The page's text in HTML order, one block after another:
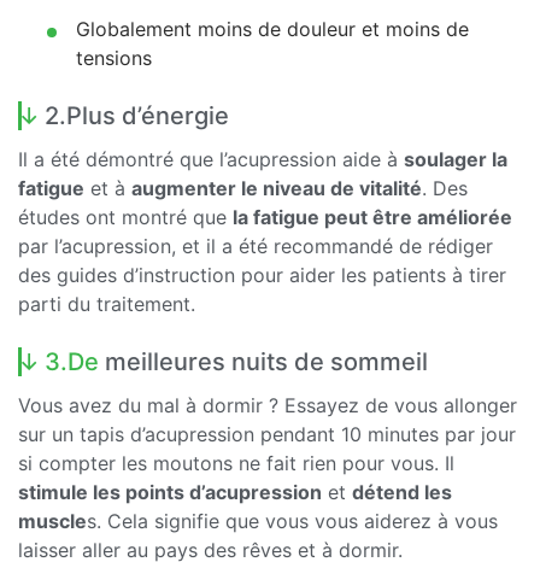
Globalement moins de douleur et moins de
tensions
2.Plus d’énergie
Il a été démontré que l’acupression aide à soulager la
fatigue et à augmenter le niveau de vitalité. Des
études ont montré que la fatigue peut être améliorée
par l’acupression, et il a été recommandé de rédiger
des guides d’instruction pour aider les patients à tirer
parti du traitement.
3.De meilleures nuits de sommeil
Vous avez du mal à dormir ? Essayez de vous allonger
sur un tapis d’acupression pendant 10 minutes par jour
si compter les moutons ne fait rien pour vous. Il
stimule les points d’acupression et détend les
muscles. Cela signifie que vous vous aiderez à vous
laisser aller au pays des rêves et à dormir.